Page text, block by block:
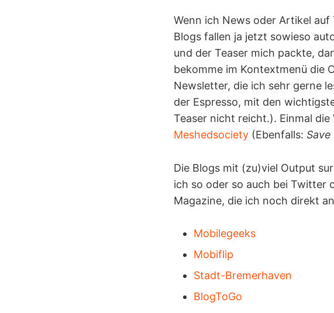
Wenn ich News oder Artikel
Blogs fallen ja jetzt sowieso
und der Teaser mich packte,
bekomme im Kontextmenü die
Newsletter, die ich sehr gerne
der Espresso, mit den
Teaser nicht reicht.). Einmal
Meshedsociety (Ebenfalls:
Die Blogs mit (zu)viel Output
ich so oder so auch bei Twitter
Magazine, die ich noch direkt
Mobilegeeks
Mobiflip
Stadt-Bremerhaven
BlogToGo